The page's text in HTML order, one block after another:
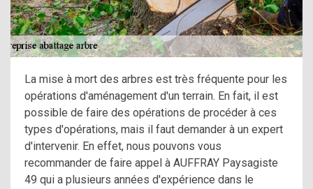
La mise à mort des arbres est très fréquente pour les
opérations d'aménagement d'un terrain. En fait, il est
possible de faire des opérations de procéder à ces
types d'opérations, mais il faut demander à un expert
d'intervenir. En effet, nous pouvons vous
recommander de faire appel à AUFFRAY Paysagiste
49 qui a plusieurs années d'expérience dans le